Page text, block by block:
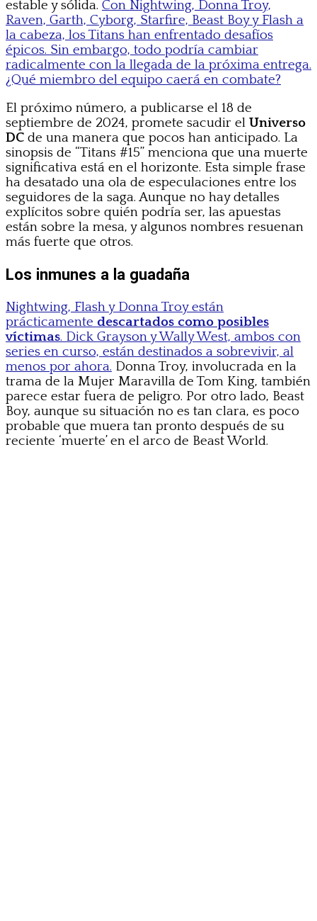
estable y sólida. Con Nightwing, Donna Troy,
Raven, Garth, Cyborg, Starfire, Beast Boy y Flash a
la cabeza, los Titans han enfrentado desafíos
épicos. Sin embargo, todo podría cambiar
radicalmente con la llegada de la próxima entrega.
¿Qué miembro del equipo caerá en combate?
El próximo número, a publicarse el 18 de
septiembre de 2024, promete sacudir el Universo
DC de una manera que pocos han anticipado. La
sinopsis de “Titans #15” menciona que una muerte
significativa está en el horizonte. Esta simple frase
ha desatado una ola de especulaciones entre los
seguidores de la saga. Aunque no hay detalles
explícitos sobre quién podría ser, las apuestas
están sobre la mesa, y algunos nombres resuenan
más fuerte que otros.
Los inmunes a la guadaña
Nightwing, Flash y Donna Troy están
prácticamente descartados como posibles
víctimas. Dick Grayson y Wally West, ambos con
series en curso, están destinados a sobrevivir, al
menos por ahora. Donna Troy, involucrada en la
trama de la Mujer Maravilla de Tom King, también
parece estar fuera de peligro. Por otro lado, Beast
Boy, aunque su situación no es tan clara, es poco
probable que muera tan pronto después de su
reciente ‘muerte’ en el arco de Beast World.